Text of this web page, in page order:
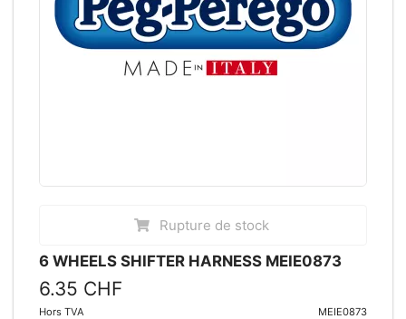
Rupture de stock
6 WHEELS SHIFTER HARNESS MEIE0873
6.35 CHF
Hors TVA MEIE0873